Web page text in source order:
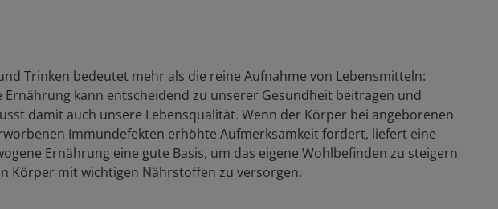
Trinken bedeutet mehr als die reine Aufnahme von Lebensmitteln:
Ernährung kann entscheidend zu unserer Gesundheit beitragen und
damit auch unsere Lebensqualität. Wenn der Körper bei angeborenen
Immundefekten erhöhte Aufmerksamkeit fordert, liefert eine
Ernährung eine gute Basis, um das eigene Wohlbefinden zu steigern
Körper mit wichtigen Nährstoffen zu versorgen.